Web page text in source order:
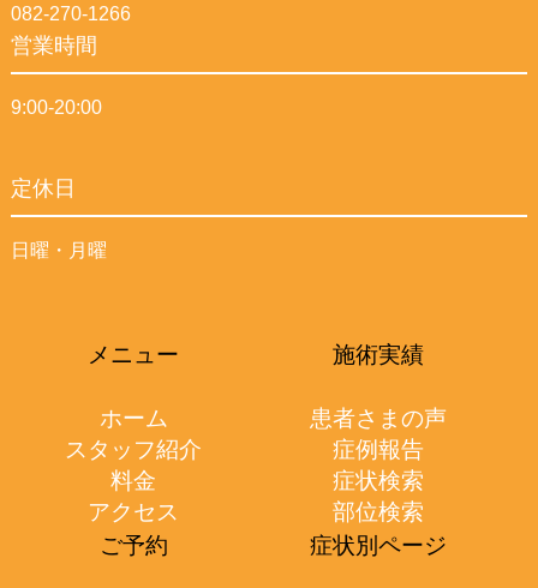
082-270-1266
営業時間
9:00-20:00
定休日
日曜・月曜
メニュー
ホーム
スタッフ紹介
料金
アクセス
施術実績
患者さまの声
症例報告
症状検索
部位検索
ご予約
症状別ページ